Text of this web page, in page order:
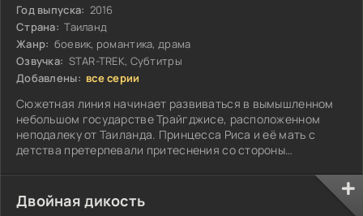
Год выпуска: 2016
Страна: Таиланд
Жанр: боевик, романтика, драма
Озвучка: STAR-TREK, Субтитры
Добавлены: все серии
Сюжетная линия начинает развиваться в вымышленном
небольшом государстве Трайгджисе, расположенном
неподалеку от Таиланда. Принцесса Риса и её мать с
детства претерпевали притеснения со стороны
крупным ювелирным бизнесом...
Двойная дикость